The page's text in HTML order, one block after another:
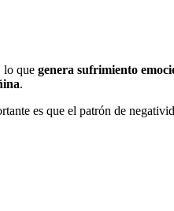
lo que genera sufrimiento
.
es que el patrón de